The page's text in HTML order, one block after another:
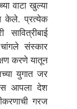
वाटा खुल्या
केले. प्रत्येक
सावित्रीबाई
संस्कार
करणे यातून
युगात जर
आपला देश
गरज